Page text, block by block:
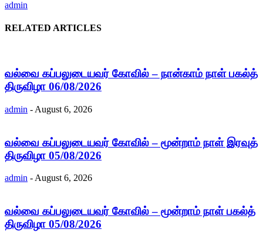
admin
RELATED ARTICLES
வல்வை கப்பலுடையவர் கோவில் – நான்காம் நாள் பகல்த்
திருவிழா 06/08/2026
admin - August 6, 2026
வல்வை கப்பலுடையவர் கோவில் – மூன்றாம் நாள் இரவுத்
திருவிழா 05/08/2026
admin - August 6, 2026
வல்வை கப்பலுடையவர் கோவில் – மூன்றாம் நாள் பகல்த்
திருவிழா 05/08/2026